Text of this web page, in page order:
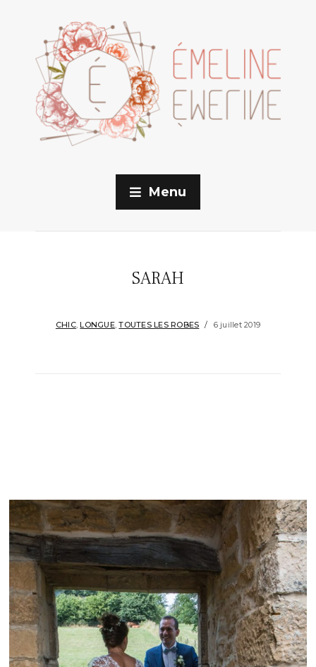
Menu
SARAH
CHIC,LONGUE,TOUTES LES ROBES 6 juillet 2019